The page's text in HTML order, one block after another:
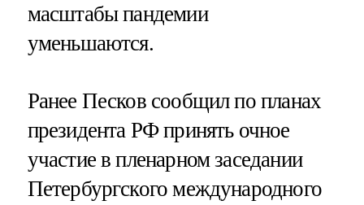
масштабы пандемии
уменьшаются.
Ранее Песков сообщил по планах
президента РФ принять очное
участие в пленарном заседании
Петербургского международного